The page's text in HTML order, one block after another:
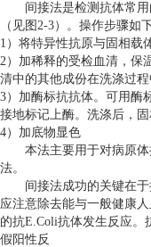
间接法是检测抗体常用
（见图2-3）。操作步骤如
1）将特异性抗原与固相载
2）加稀释的受检血清，保
清中的其他成份在洗涤过程
3）加酶标抗抗体。可用酶
接地标记上酶。洗涤后，
4）加底物显色
本法主要用于对病原体
法。
间接法成功的关键在于
应注意除去能与一般健康
的抗E.Coli抗体发生反应
假阳性反